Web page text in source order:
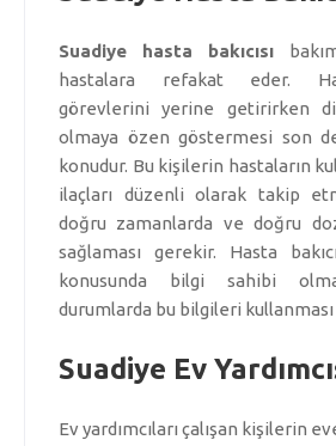
Suadiye hasta bakıcısı
hastalara refakat eder.
görevlerini yerine getirirken
olmaya özen göstermesi son
konudur. Bu kişilerin hastaların
ilaçları düzenli olarak takip
doğru zamanlarda ve doğru
sağlaması gerekir. Hasta
konusunda bilgi sahibi
durumlarda bu bilgileri
Suadiye Ev
Ev yardımcıları çalışan kişilerin